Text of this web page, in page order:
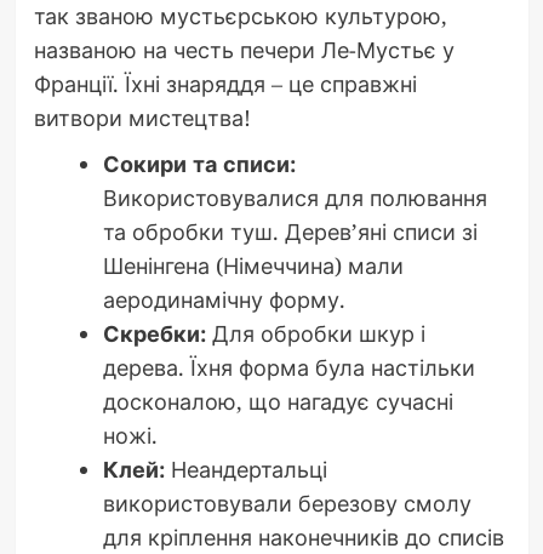
так званою мустьєрською культурою,
названою на честь печери Ле-Мустьє у
Франції. Їхні знаряддя – це справжні
витвори мистецтва!
Сокири та списи:
Використовувалися для полювання
та обробки туш. Дерев’яні списи зі
Шенінгена (Німеччина) мали
аеродинамічну форму.
Скребки:Для обробки шкур і
дерева. Їхня форма була настільки
досконалою, що нагадує сучасні
ножі.
Клей:Неандертальці
використовували березову смолу
для кріплення наконечників до списів